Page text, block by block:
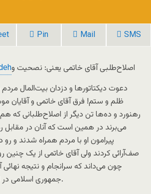
Pin Mail SMS
اصلاح‌طلبی آقای خاتمی يعنی: نصحيت و
دعوت ديکتاتورها و دزدان بيت‌المال مردم
ظلم و ستم! فرق آقای خاتمی و آقايان
رهنورد و ده‌ها تن ديگر از اصلاح‌طلبانی که
می‌برند در همين است که آنان در مقابل
پيرامون او با مردم همراه شدند و
صف‌آرائی کردند ولی آقای خاتمی از يک چنين
چون می‌داند که سرانجام و نتيجه
جمهوری اسلامی در ايران خواهد انجاميد.